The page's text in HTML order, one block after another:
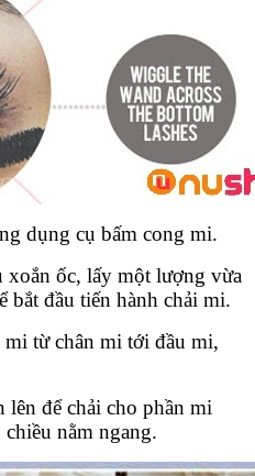
dụng cụ bấm cong mi.
xoắn ốc, lấy một lượng vừa
bắt đầu tiến hành chải mi.
từ chân mi tới đầu mi,
để chải cho phần mi
nằm ngang.